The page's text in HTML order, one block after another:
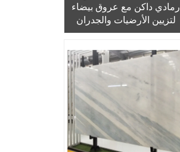
رمادي داكن مع عروق بيضاء
لتزيين الأرضيات والجدران
الداخلية